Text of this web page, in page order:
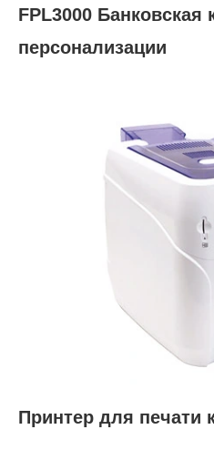
FPL3000 Банковская
персонализации
Принтер для печати